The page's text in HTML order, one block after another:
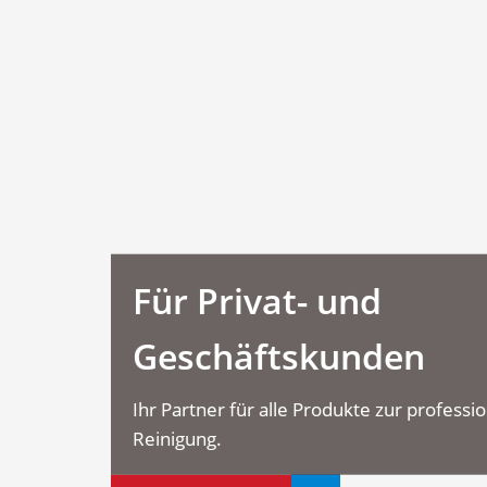
Für Privat- und
Geschäftskunden
Ihr Partner für alle Produkte zur
Reinigung.